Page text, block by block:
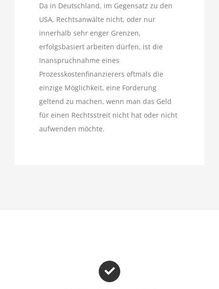
Da in Deutschland, im Gegensatz zu den
USA, Rechtsanwälte nicht, oder nur
innerhalb sehr enger Grenzen,
erfolgsbasiert arbeiten dürfen, ist die
Inanspruchnahme eines
Prozesskostenfinanzierers oftmals die
einzige Möglichkeit, eine Forderung
geltend zu machen, wenn man das Geld
für einen Rechtsstreit nicht hat oder nicht
aufwenden möchte.